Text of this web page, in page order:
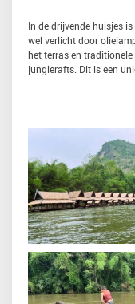
In de drijvende huisjes
wel verlicht door
het terras en
junglerafts. Dit is een